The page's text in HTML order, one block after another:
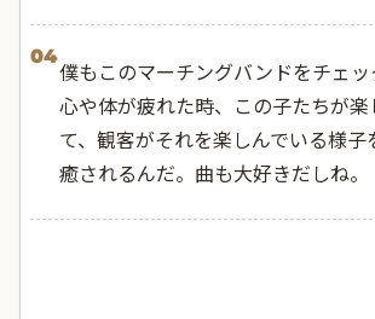
04
僕もこのマーチングバンドをチェッ
心や体が疲れた時、この子たちが
て、観客がそれを楽しんでいる様子
癒されるんだ。曲も大好きだしね。